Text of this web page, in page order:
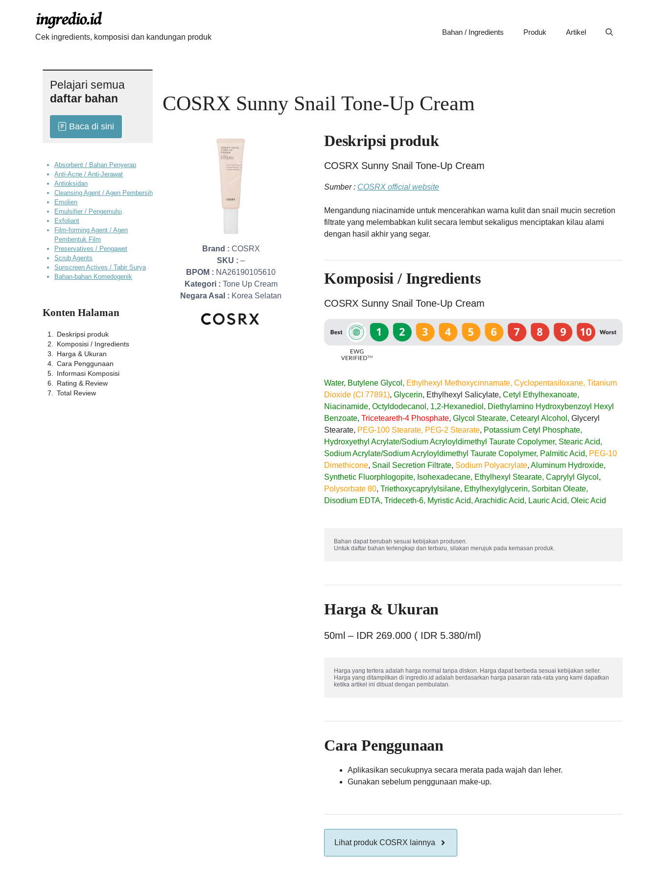
Cek ingredients, komposisi dan kandungan produk
Bahan / Ingredients Produk Artikel
COSRX Sunny Snail Tone-Up Cream
Brand : COSRX
SKU :–
BPOM : NA26190105610
Kategori : Tone Up Cream
Negara Asal : Korea Selatan
Deskripsi produk
COSRX Sunny Snail Tone-Up Cream
Sumber : COSRX official website
Mengandung niacinamide untuk mencerahkan warna kulit dan snail mucin secretion
filtrate yang melembabkan kulit secara lembut sekaligus menciptakan kilau alami
dengan hasil akhir yang segar.
Komposisi / Ingredients
COSRX Sunny Snail Tone-Up Cream
Water, Butylene Glycol, Ethylhexyl Methoxycinnamate, Cyclopentasiloxane, Titanium
Dioxide (CI 77891), Glycerin, Ethylhexyl Salicylate, Cetyl Ethylhexanoate,
Niacinamide, Octyldodecanol, 1,2-Hexanediol, Diethylamino Hydroxybenzoyl Hexyl
Benzoate, Triceteareth-4 Phosphate, Glycol Stearate, Cetearyl Alcohol , Glyceryl
Stearate, PEG-100 Stearate, PEG-2 Stearate, Potassium Cetyl Phosphate,
Hydroxyethyl Acrylate/Sodium Acryloyldimethyl Taurate Copolymer, Stearic Acid,
Sodium Acrylate/Sodium Acryloyldimethyl Taurate Copolymer, Palmitic Acid, PEG-10
Dimethicone, Snail Secretion Filtrate, Sodium Polyacrylate, Aluminum Hydroxide,
Synthetic Fluorphlogopite, Isohexadecane, Ethylhexyl Stearate, Caprylyl Glycol ,
Polysorbate 80, Triethoxycaprylylsilane, Ethylhexylglycerin, Sorbitan Oleate,
Disodium EDTA, Trideceth-6, Myristic Acid, Arachidic Acid, Lauric Acid, Oleic Acid
Bahan dapat berubah sesuai kebijakan produsen.
Untuk daftar bahan terlengkap dan terbaru, silakan merujuk pada kemasan produk.
Harga & Ukuran
50ml – IDR 269.000 ( IDR 5.380/ml)
Harga yang tertera adalah harga normal tanpa diskon. Harga dapat berbeda sesuai kebijakan seller.
Harga yang ditampilkan di ingredio.id adalah berdasarkan harga pasaran rata-rata yang kami dapatkan
ketika artikel ini dibuat dengan pembulatan.
Cara Penggunaan
Aplikasikan secukupnya secara merata pada wajah dan leher.
Gunakan sebelum penggunaan make-up.
Lihat produk COSRX lainnya
Pelajari semua
daftar bahan
Baca di sini
Absorbent / Bahan Penyerap
Anti-Acne / Anti-Jerawat
Antioksidan
Cleansing Agent / Agen Pembersih
Emolien
Emulsifier / Pengemulsi
Exfoliant
Film-forming Agent / Agen
Pembentuk Film
Preservatives / Pengawet
Scrub Agents
Sunscreen Actives / Tabir Surya
Bahan-bahan Komedogenik
Konten Halaman
Deskripsi produk
Komposisi / Ingredients
Harga & Ukuran
Cara Penggunaan
Informasi Komposisi
Rating & Review
Total Review